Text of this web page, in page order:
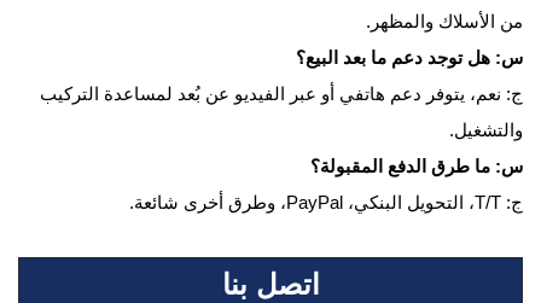
من الأسلاك والمظهر.
س: هل توجد دعم ما بعد البيع؟
ج: نعم، يتوفر دعم هاتفي أو عبر الفيديو عن بُعد لمساعدة التركيب
والتشغيل.
س: ما طرق الدفع المقبولة؟
ج: T/T، التحويل البنكي، PayPal، وطرق أخرى شائعة.
اتصل بنا